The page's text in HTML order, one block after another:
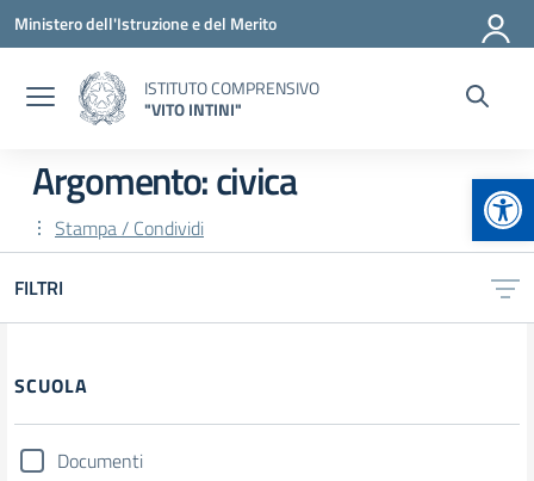
Vai ai contenuti
Vai al menu di navigazione
Vai al footer
Ministero dell'Istruzione e del Merito
ISTITUTO COMPRENSIVO
"VITO INTINI"
Argomento: civica
Stampa / Condividi
FILTRI
Filtri
SCUOLA
Documenti